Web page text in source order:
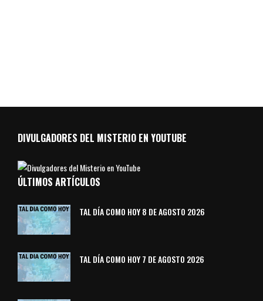
DIVULGADORES DEL MISTERIO EN YOUTUBE
ÚLTIMOS ARTÍCULOS
TAL DÍA COMO HOY 8 DE AGOSTO 2026
TAL DÍA COMO HOY 7 DE AGOSTO 2026